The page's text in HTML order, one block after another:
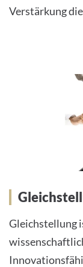
Verstärkung
Gleichstellung